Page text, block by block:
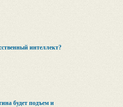
интеллект?
будет подъем и